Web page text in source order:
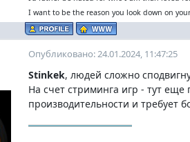
I want to be the reason you look down on
Опубликовано: 24.01.2024, 11:47:25
Stinkek, людей сложно
На счет стриминга игр - тут
производительности и требует